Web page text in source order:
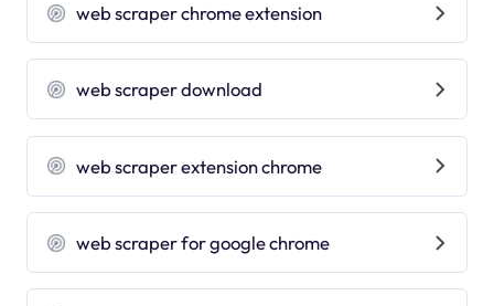
web scraper chrome extension
web scraper download
web scraper extension chrome
web scraper for google chrome